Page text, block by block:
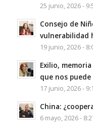
25 junio, 2026 -
Consejo de
vulnerabilidad
19 junio, 2026 -
Exilio,
que nos puede
17 junio, 2026 -
China:
6 mayo, 2026 -